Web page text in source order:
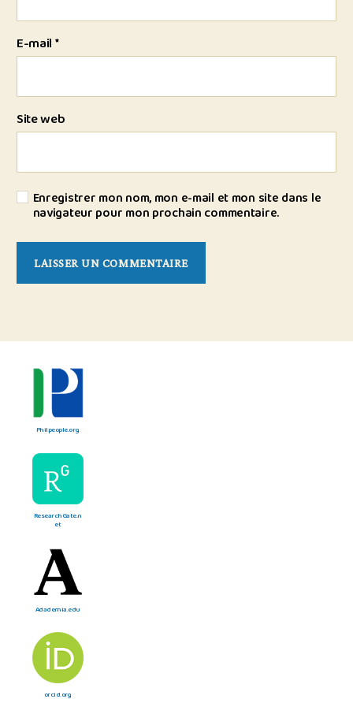
E-mail*
Site web
Enregistrer mon nom, mon e-mail et mon site dans le
navigateur pour mon prochain commentaire.
Philpeople.org
ResearchGate.n
et
Adademia.edu
orcid.org